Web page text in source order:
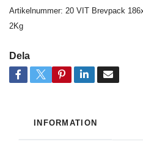
Artikelnummer: 20 VIT Brevpack
2Kg
Dela
INFORMATION